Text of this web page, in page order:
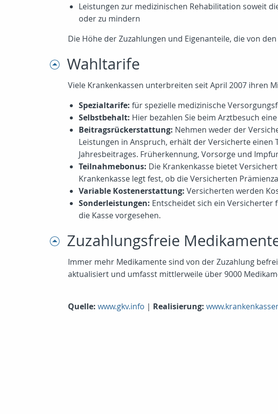
Leistungen zur medizinischen Rehabilitation soweit
oder zu mindern
Die Höhe der Zuzahlungen und Eigenanteile, die von
Wahltarife
Viele Krankenkassen unterbreiten seit April 2007 ihren
Spezialtarife: für spezielle medizinische
Selbstbehalt: Hier bezahlen Sie beim Arztbesuch
Beitragsrückerstattung: Nehmen weder der
Leistungen in Anspruch, erhält der Versicherte einen
Jahresbeitrages. Früherkennung, Vorsorge und
Teilnahmebonus: Die Krankenkasse bietet
Krankenkasse legt fest, ob die Versicherten
Variable Kostenerstattung: Versicherten werden
Sonderleistungen: Entscheidet sich ein
die Kasse vorgesehen.
Zuzahlungsfreie
Immer mehr Medikamente sind von der Zuzahlung
aktualisiert und umfasst mittlerweile über 9000
Quelle: www.gkv.info | Realisierung: